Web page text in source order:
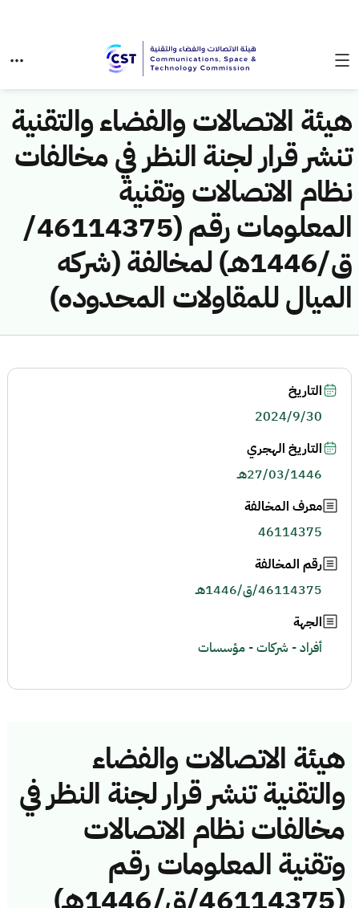
هيئة الاتصالات والفضاء والتقنية
تنشر قرار لجنة النظر في مخالفات
نظام الاتصالات وتقنية
المعلومات رقم (46114375/
ق/1446هـ) لمخالفة (شركه
الميال للمقاولات المحدوده)
هيئة الاتصالات والفضاء
والتقنية تنشر قرار لجنة النظر في
مخالفات نظام الاتصالات
وتقنية المعلومات رقم
التاريخ
2024/9/30
التاريخ الهجري
27/03/1446هـ
معرف المخالفة
46114375
رقم المخالفة
46114375/ق/1446هـ
الجهة
أفراد - شركات - مؤسسات